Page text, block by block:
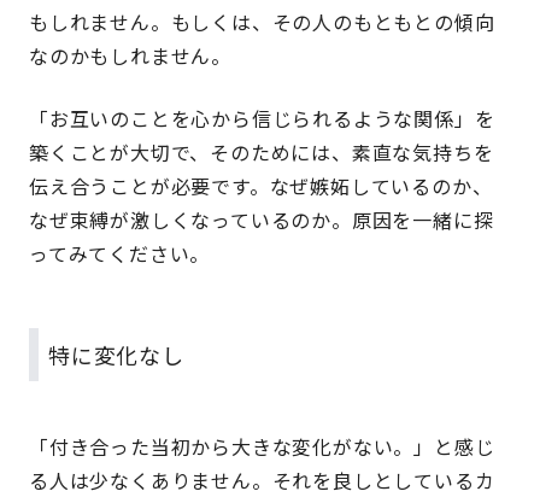
もしれません。もしくは、その人のもともとの傾向
なのかもしれません。
「お互いのことを心から信じられるような関係」を
築くことが大切で、そのためには、素直な気持ちを
伝え合うことが必要です。なぜ嫉妬しているのか、
なぜ束縛が激しくなっているのか。原因を一緒に探
ってみてください。
特に変化なし
「付き合った当初から大きな変化がない。」と感じ
る人は少なくありません。それを良しとしているカ